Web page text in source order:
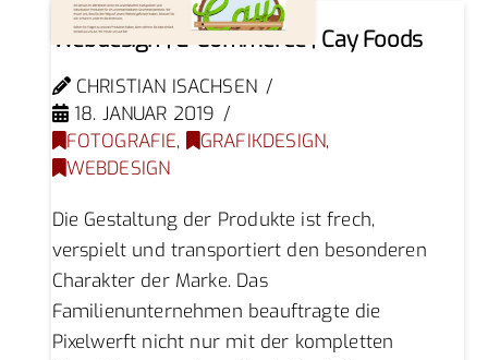
Webdesign | E-Commerce | Cay Foods
CHRISTIAN ISACHSEN
18. JANUAR 2019
FOTOGRAFIE, GRAFIKDESIGN,
WEBDESIGN
Die Gestaltung der Produkte ist frech,
verspielt und transportiert den besonderen
Charakter der Marke. Das
Familienunternehmen beauftragte die
Pixelwerft nicht nur mit der kompletten